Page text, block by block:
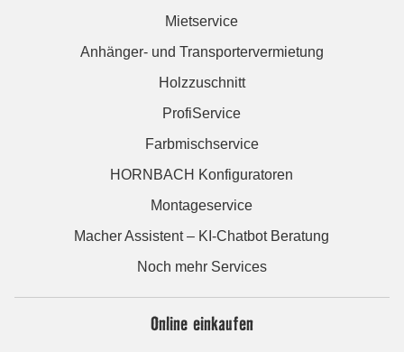
Mietservice
Anhänger- und Transportervermietung
Holzzuschnitt
ProfiService
Farbmischservice
HORNBACH Konfiguratoren
Montageservice
Macher Assistent – KI-Chatbot Beratung
Noch mehr Services
Online einkaufen